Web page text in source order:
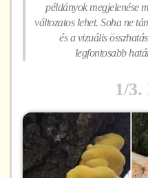
példányok megjelenése
változatos lehet. Soha ne
és a vizuális
legfontosabb
1/3.